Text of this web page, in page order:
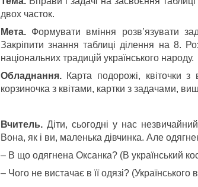
двох часток.
Мета. Формувати вміння розв’язувати
Закріпити знання таблиці ділення на 8.
національних традицій українського народу.
Обладнання. Карта подорожі, квіточки з
корзиночка з квітами, картки з задачами,
Вчитель. Діти, сьогодні у нас
Вона, як і ви, маленька дівчинка. Але
– В що одягнена Оксанка? (В український
– Чого не вистачає в її одязі?